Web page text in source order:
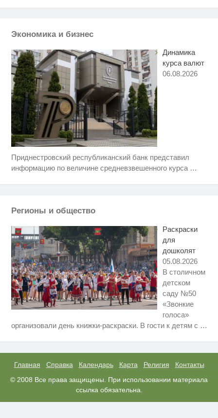
Экономика и бизнес
Динамика
курса валют
06.08.2026
Приднестровский республиканский банк представил
информацию по величине средневзвешенного курса …
Регионы и общество
Раскраски
для
дошколят
05.08.2026
В столичном
детском
саду №50
«Звонкие
голоса»
организовали день книжки-раскраски. В гости к детям с …
Главная Справка Календарь Карта Религия
Контакты
© 2008 Все права защищены. При использовании материала
ссылка обязательна.
i
Ролик длится несколько секунд,
Этот танец невесты оставит вас
Публичный удар Зеленскому от
Крыма: Что люди вытворяют,
i
Ролик из Омска: вы будете
смеяться долго